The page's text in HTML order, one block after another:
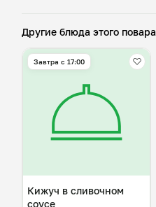
Другие блюда этого повара
Завтра c 17:00
Кижуч в сливочном
соусе